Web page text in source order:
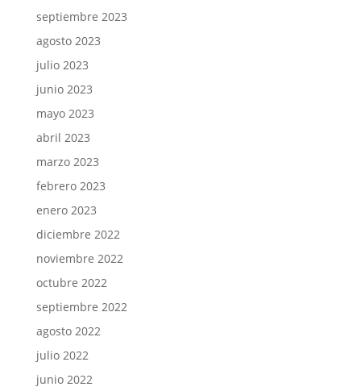
septiembre 2023
agosto 2023
julio 2023
junio 2023
mayo 2023
abril 2023
marzo 2023
febrero 2023
enero 2023
diciembre 2022
noviembre 2022
octubre 2022
septiembre 2022
agosto 2022
julio 2022
junio 2022